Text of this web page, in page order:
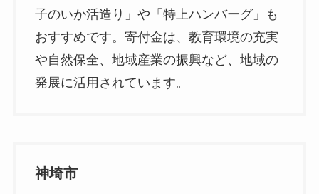
子のいか活造り」や「特上ハンバーグ」も
おすすめです。寄付金は、教育環境の充実
や自然保全、地域産業の振興など、地域の
発展に活用されています。
神埼市